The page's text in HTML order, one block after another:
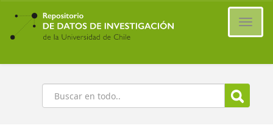
Ir
contenido
principal
Buscar